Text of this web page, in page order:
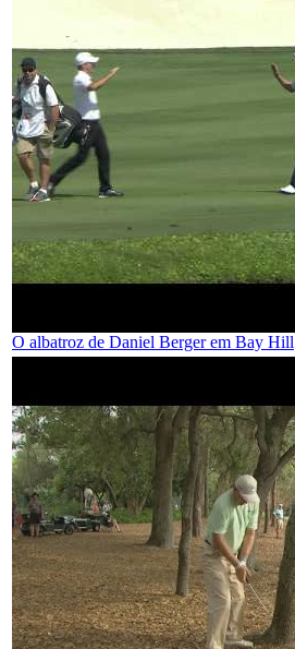
O albatroz de Daniel Berger em Bay Hill